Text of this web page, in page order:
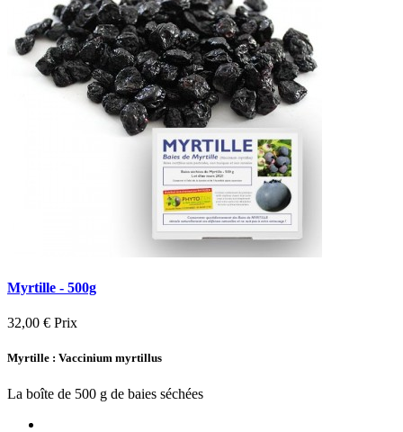
Myrtille - 500g
32,00 € Prix
Myrtille : Vaccinium myrtillus
La boîte de 500 g de baies séchées